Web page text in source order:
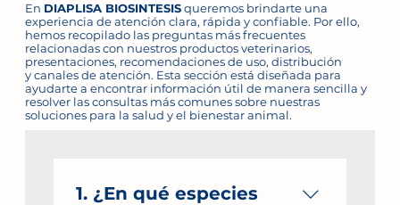
En DIAPLISA BIOSINTESISqueremos brindarte una
experiencia de atención clara, rápida y confiable. Por ello,
hemos recopilado las preguntas más frecuentes
relacionadas con nuestros productos veterinarios,
presentaciones, recomendaciones de uso, distribución
y canales de atención. Esta sección está diseñada para
ayudarte a encontrar información útil de manera sencilla y
resolver las consultas más comunes sobre nuestras
soluciones para la salud y el bienestar animal.
1. ¿En qué especies